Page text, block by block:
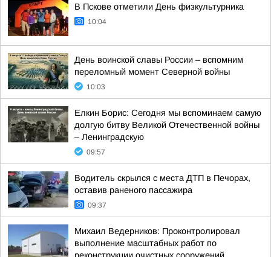
В Пскове отметили День физкультурника
10:04
День воинской славы России – вспомним
переломный момент Северной войны
10:03
Елкин Борис: Сегодня мы вспоминаем самую
долгую битву Великой Отечественной войны
– Ленинградскую
09:57
Водитель скрылся с места ДТП в Печорах,
оставив раненого пассажира
09:37
Михаил Ведерников: Проконтролировал
выполнение масштабных работ по